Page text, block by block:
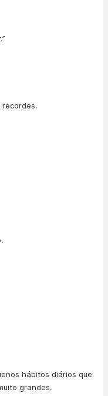
hábitos diários que
grandes.